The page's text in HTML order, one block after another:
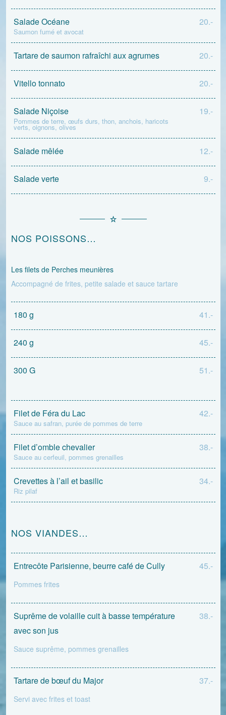
Salade Océane 20.-
Saumon fumé et avocat
Tartare de saumon rafraîchi aux agrumes 20.-
Vitello tonnato 20.-
Salade Niçoise 19.-
Pommes de terre, œufs durs, thon, anchois, haricots
verts, oignons, olives
Salade mêlée 12.-
Salade verte 9.-
NOS POISSONS…
Les filets de Perches meunières
Accompagné de frites, petite salade et sauce tartare
180 g 41.-
240 g 45.-
300 G 51.-
Filet de Féra du Lac 42.-
Sauce au safran, purée de pommes de terre
Filet d’omble chevalier 38.-
Sauce au cerfeuil, pommes grenailles
Crevettes à l’ail et basilic 34.-
Riz pilaf
NOS VIANDES…
Entrecôte Parisienne, beurre café de Cully 45.-
Pommes frites
Suprême de volaille cuit à basse température
avec son jus
38.-
Sauce suprême, pommes grenailles
Tartare de bœuf du Major 37.-
Servi avec frites et toast